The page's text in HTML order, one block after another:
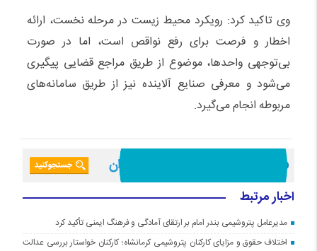
وی تاکید کرد: رویکرد محیط زیست در مرحله نخست، ارائه
اخطار و فرصت برای رفع نواقص است، اما در صورت
بی‌توجهی واحدها، موضوع از طریق مراجع قضایی پیگیری
می‌شود و معرفی صنایع آلاینده نیز از طریق سامانه‌های
مربوطه انجام می‌گیرد.
اخبار مرتبط
مدیرعامل پتروشیمی بندر امام بر ارتقای آمادگی و فرهنگ ایمنی تأکید کرد
اختلاف حقوق و مزایای کارکنان پتروشیمی کرمانشاه؛ کارکنان خواستار بررسی عدالت